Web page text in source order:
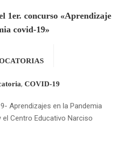
1er. concurso «Aprendizaje
covid-19»
, COVID-19
Aprendizajes en la Pandemia
Centro Educativo Narciso